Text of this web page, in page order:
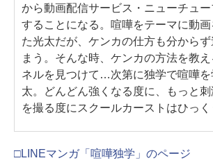
から動画配信サービス・ニューチュ
することになる。喧嘩をテーマに動
た光太だが、ケンカの仕方も分から
まう。そんな時、ケンカの方法を教
ネルを見つけて…次第に独学で喧嘩を
太。どんどん強くなる度に、もっと
を撮る度にスクールカーストはひっく
□LINEマンガ「喧嘩独学」のページ